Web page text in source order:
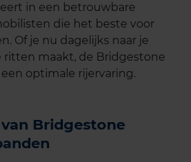
in een betrouwbare
die het beste voor
Of je nu dagelijks naar je
ritten maakt, de Bridgestone
optimale rijervaring.
Bridgestone